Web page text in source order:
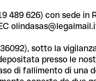
626) con sede
sotto la
presso le
di fallimento di una